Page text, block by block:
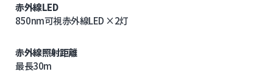
赤外線LED
850nm可視赤外線LED ×2灯
赤外線照射距離
最長30m